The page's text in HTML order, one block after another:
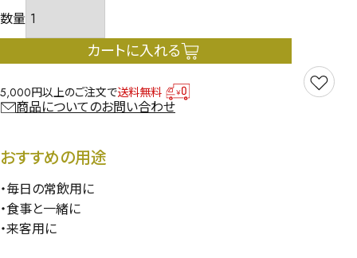
カートに入れる
5,000円以上のご注文で送料無料
商品についてのお問い合わせ
おすすめの用途
・毎日の常飲用に
・食事と一緒に
・来客用に